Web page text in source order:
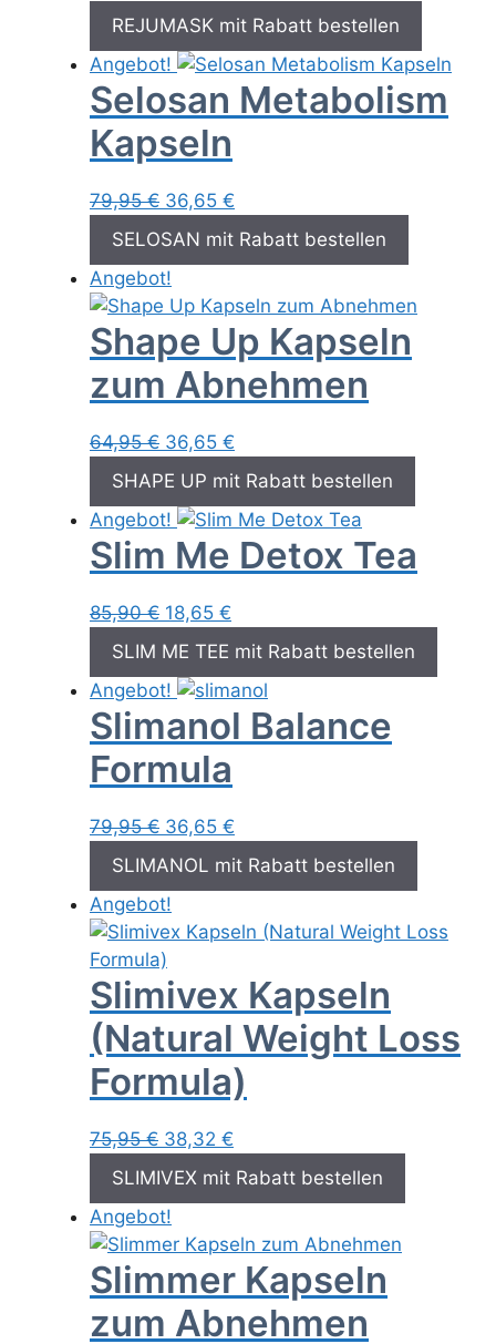
Preis
199,99 €
Preis
79,95 €.
REJUMASK mit Rabatt bestellen
Angebot!
Selosan Metabolism
Kapseln
79,95€ Ursprünglicher
Preis
79,95 €
36,65 €
Preis
SELOSAN mit Rabatt bestellen
Angebot!
Shape Up Kapseln
zum Abnehmen
64,95€ Ursprünglicher
Preis
64,95 €
36,65 €
Preis
36,65 €.
SHAPE UP mit Rabatt bestellen
Angebot!
Slim Me Detox Tea
85,90€ Ursprünglicher
Preis
85,90 €
18,65 €
Preis
18,65 €.
SLIM ME TEE mit Rabatt bestellen
Angebot!
Slimanol Balance
Formula
79,95€ Ursprünglicher
Preis
79,95 €
36,65 €
Preis
SLIMANOL mit Rabatt bestellen
Angebot!
Slimivex Kapseln
(Natural Weight Loss
Formula)
75,95€ Ursprünglicher
Preis
75,95 €
38,32 €
Preis
SLIMIVEX mit Rabatt bestellen
Angebot!
Slimmer Kapseln
zum Abnehmen